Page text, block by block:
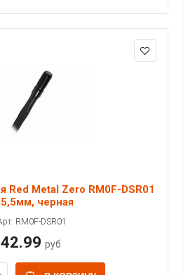
Red Metal Zero RM0F-DSR01
черная
RM0F-DSR01
42.99 руб